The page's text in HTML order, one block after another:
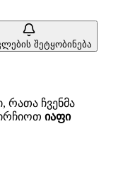
შეტყობინება
რათა ჩვენმა
იაფი